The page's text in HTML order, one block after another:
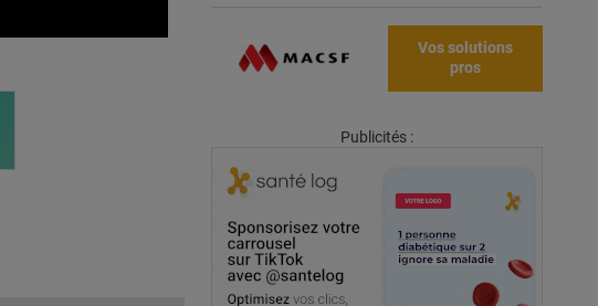
Vos solutions
pros
Publicités :